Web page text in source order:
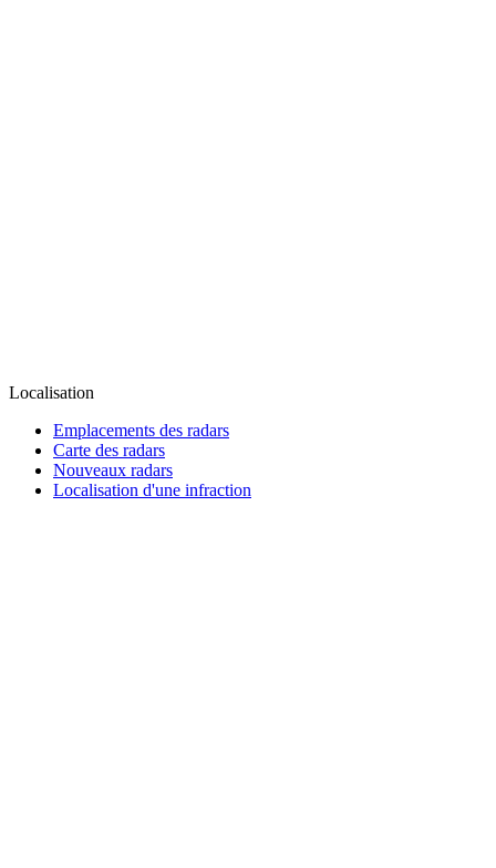
Localisation
Emplacements des radars
Carte des radars
Nouveaux radars
Localisation d'une infraction